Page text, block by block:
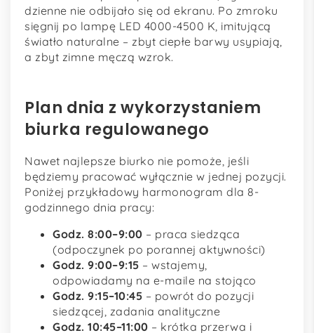
dzienne nie odbijało się od ekranu. Po zmroku
sięgnij po lampę LED 4000-4500 K, imitującą
światło naturalne – zbyt ciepłe barwy usypiają,
a zbyt zimne męczą wzrok.
Plan dnia z wykorzystaniem
biurka regulowanego
Nawet najlepsze biurko nie pomoże, jeśli
będziemy pracować wyłącznie w jednej pozycji.
Poniżej przykładowy harmonogram dla 8-
godzinnego dnia pracy:
Godz. 8:00–9:00 – praca siedząca
(odpoczynek po porannej aktywności)
Godz. 9:00–9:15 – wstajemy,
odpowiadamy na e-maile na stojąco
Godz. 9:15–10:45 – powrót do pozycji
siedzącej, zadania analityczne
Godz. 10:45–11:00 – krótka przerwa i